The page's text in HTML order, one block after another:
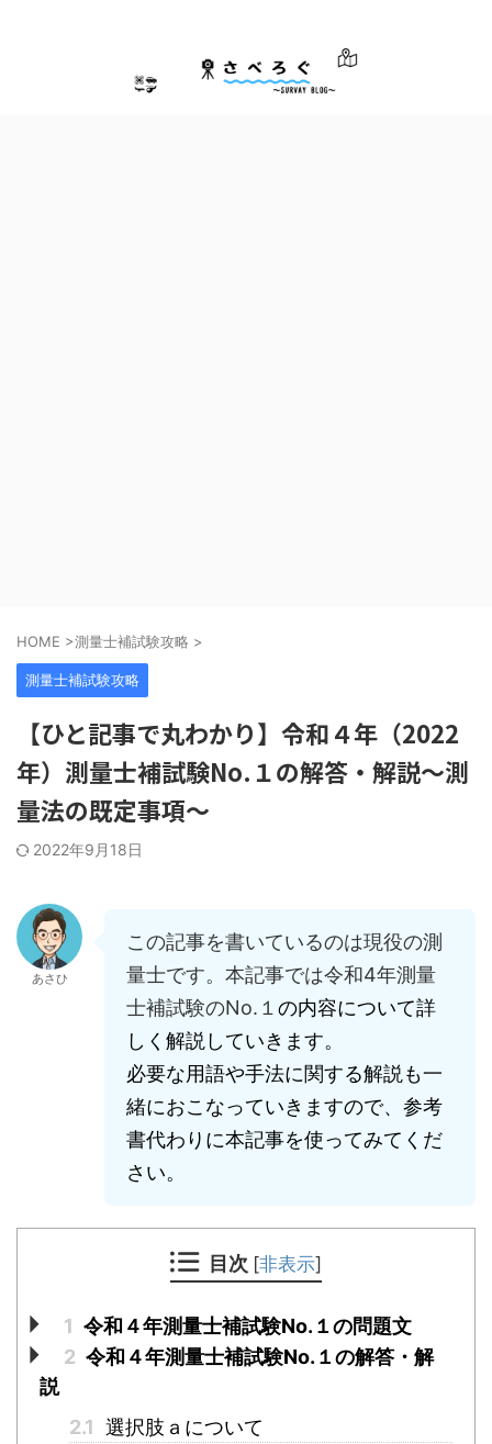
HOME >測量士補試験攻略 >
測量士補試験攻略
【ひと記事で丸わかり】令和４年（2022
年）測量士補試験No.１の解答・解説～測
量法の既定事項～
2022年9月18日
あさひ
この記事を書いているのは現役の測
量士です。本記事では令和4年測量
士補試験のNo.１ の内容について詳
しく解説していきます。
必要な用語や手法に関する解説も一
緒におこなっていきますので、参考
書代わりに本記事を使ってみてくだ
さい。
目次 [非表示]
1 令和４年測量士補試験No.１の問題文
2 令和４年測量士補試験No.１の解答・解
説
2.1 選択肢ａについて